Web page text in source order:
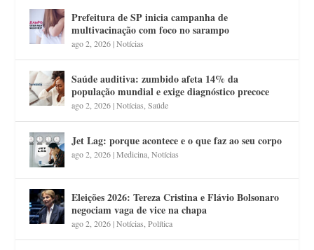
Prefeitura de SP inicia campanha de
multivacinação com foco no sarampo
ago 2, 2026|Notícias
Saúde auditiva: zumbido afeta 14% da
população mundial e exige diagnóstico precoce
ago 2, 2026|Notícias ,Saúde
Jet Lag: porque acontece e o que faz ao seu corpo
ago 2, 2026|Medicina ,Notícias
Eleições 2026: Tereza Cristina e Flávio Bolsonaro
negociam vaga de vice na chapa
ago 2, 2026|Notícias ,Política